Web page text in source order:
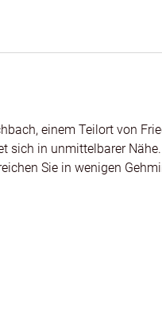
erworben werden.
einem Teilort von
sich in unmittelbarer
Sie in wenigen